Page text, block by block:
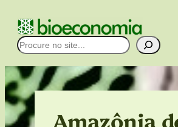
para
Pesquisar
Amazônia